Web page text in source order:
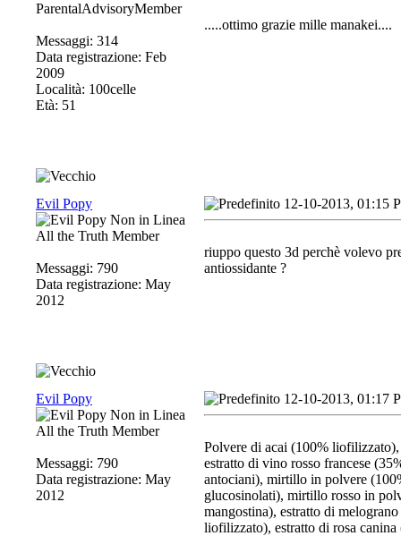
ParentalAdvisoryMember
Messaggi: 314
Data registrazione: Feb
2009
Località: 100celle
Età: 51
.....ottimo grazie mille manakei....
Evil Popy
All the Truth Member
Messaggi: 790
Data registrazione: May
2012
12-10-2013, 01:15
riuppo questo 3d perchè volevo
antiossidante ?
Evil Popy
All the Truth Member
Messaggi: 790
Data registrazione: May
2012
12-10-2013, 01:17
Polvere di acai (100%
estratto di vino rosso francese
antociani), mirtillo in polvere
glucosinolati), mirtillo rosso in
mangostina), estratto di
liofilizzato), estratto di rosa